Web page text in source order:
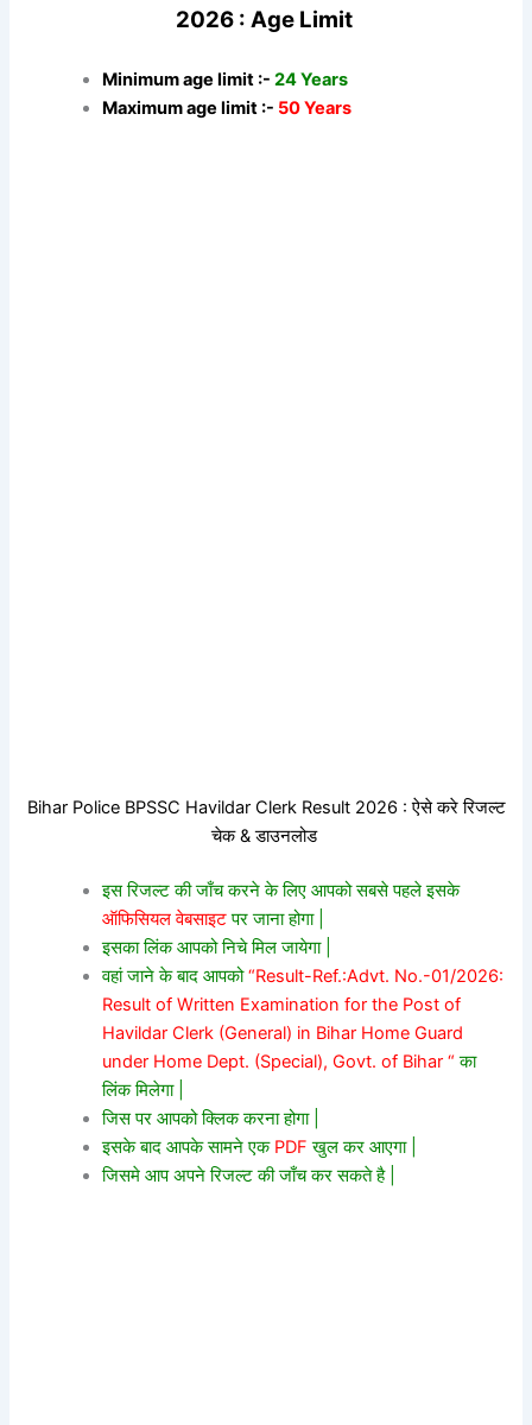
2026 : Age Limit
Minimum age limit :-24 Years
Maximum age limit :- 50 Years
Bihar Police BPSSC Havildar Clerk Result 2026 : ऐसे करे रिजल्ट
चेक & डाउनलोड
इस रिजल्ट की जाँच करने के लिए आपको सबसे पहले इसके
ऑफिसियल वेबसाइटपर जाना होगा |
इसका लिंक आपको निचे मिल जायेगा |
वहां जाने के बाद आपको“Result-Ref.:Advt. No.-01/2026:
Result of Written Examination for the Post of
Havildar Clerk (General) in Bihar Home Guard
under Home Dept. (Special), Govt. of Bihar “का
लिंक मिलेगा |
जिस पर आपको क्लिक करना होगा |
इसके बाद आपके सामने एक PDF खुल कर आएगा |
जिसमे आप अपने रिजल्ट की जाँच कर सकते है |